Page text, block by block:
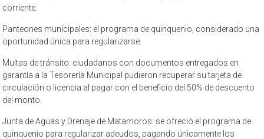
corriente.
Panteones municipales: el programa de quinquenio, considerado una
oportunidad única para regularizarse.
Multas de tránsito: ciudadanos con documentos entregados en
garantía a la Tesorería Municipal pudieron recuperar su tarjeta de
circulación o licencia al pagar con el beneficio del 50% de descuento
del monto.
Junta de Aguas y Drenaje de Matamoros: se ofreció el programa de
quinquenio para regularizar adeudos, pagando únicamente los